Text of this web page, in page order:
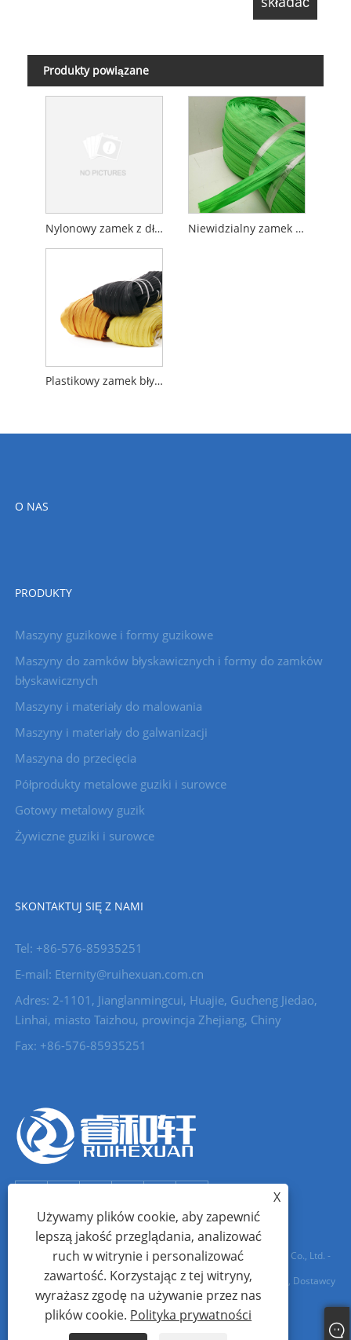
Produkty powiązane
Nylonowy zamek z długim łańcuszkiem Niewidzialny zamek błyskawiczny
Plastikowy zamek błyskawiczny
O NAS
PRODUKTY
Maszyny guzikowe i formy guzikowe
Maszyny do zamków błyskawicznych i formy do zamków
błyskawicznych
Maszyny i materiały do ​​malowania
Maszyny i materiały do ​​galwanizacji
Maszyna do przecięcia
Półprodukty metalowe guziki i surowce
Gotowy metalowy guzik
Żywiczne guziki i surowce
SKONTAKTUJ SIĘ Z NAMI
Tel: +86-576-85935251
E-mail: Eternity@ruihexuan.com.cn
Adres: 2-1101, Jianglanmingcui, Huajie, Gucheng Jiedao,
Linhai, miasto Taizhou, prowincja Zhejiang, Chiny
Fax: +86-576-85935251
Prawa autorskie © 2022 Zhejiang Ruihexuan Import and Export Co., Ltd. -
Metalowe guziki, Producenci suwaków zamków błyskawicznych, Dostawcy
metalowych oczek - Wszelkie prawa zastrzeżone
X
Używamy plików cookie, aby zapewnić
lepszą jakość przeglądania, analizować
ruch w witrynie i personalizować
zawartość. Korzystając z tej witryny,
wyrażasz zgodę na używanie przez nas
plików cookie. Polityka prywatności